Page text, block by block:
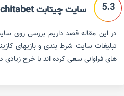
5.3 سایت چیتابت chitabet
تبلیغات سایت شرط بندی و بازیهای
های فراوانی سعی کرده اند با خرج